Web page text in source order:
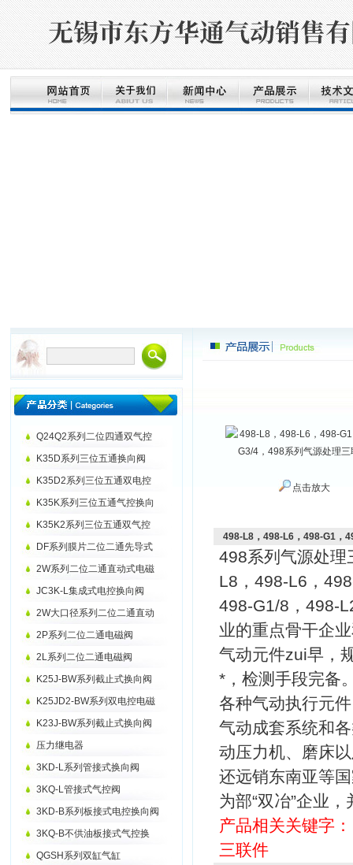
Q24Q2系列二位四通双气控
K35D系列三位五通换向阀
K35D2系列三位五通双电控
K35K系列三位五通气控换向
K35K2系列三位五通双气控
DF系列膜片二位二通先导式
2W系列二位二通直动式电磁
JC3K-L集成式电控换向阀
2W大口径系列二位二通直动
2P系列二位二通电磁阀
2L系列二位二通电磁阀
K25J-BW系列截止式换向阀
K25JD2-BW系列双电控电磁
K23J-BW系列截止式换向阀
压力继电器
3KD-L系列管接式换向阀
3KQ-L管接式气控阀
3KD-B系列板接式电控换向阀
3KQ-B不供油板接式气控换
QGSH系列双缸气缸
点击放大
498-L8，498-L6，498-G1，
498系列气源处
L8，498-L6，
498-G1/8，498-
业的重点骨干企
气动元件zui早，
*，检测手段完
各种气动执行元
气动成套系统和
动压力机、磨床
还远销东南亚等
为部“双冶”企业
产品相关关键字
三联件